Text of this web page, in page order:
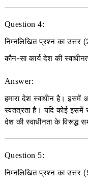
Question 4:
निम्नलिखित प्रश्न का उत्तर
कौन-सा कार्य देश की
Answer:
हमारा देश स्वाधीन है।
स्वतंत्रता है। यदि कोई इसमें
देश की स्वाधीनता के विरूद्ध
Question 5:
निम्नलिखित प्रश्न का उत्तर